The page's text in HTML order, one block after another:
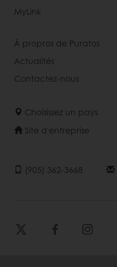
MyLink
À propros de Puratos
Actualités
Contactez-nous
Choisissez un pays
Site d'entreprise
(905) 362-3668